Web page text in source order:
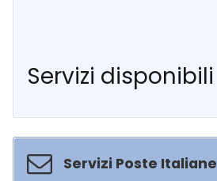
Servizi disponibili
Servizi Poste Italiane